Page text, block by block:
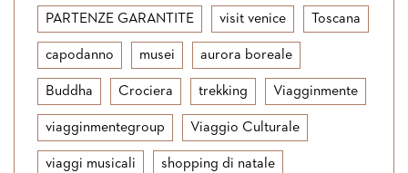
PARTENZE GARANTITE visit venice Toscana
capodanno musei aurora boreale
Buddha Crociera trekking Viagginmente
viagginmentegroup Viaggio Culturale
viaggi musicali shopping di natale